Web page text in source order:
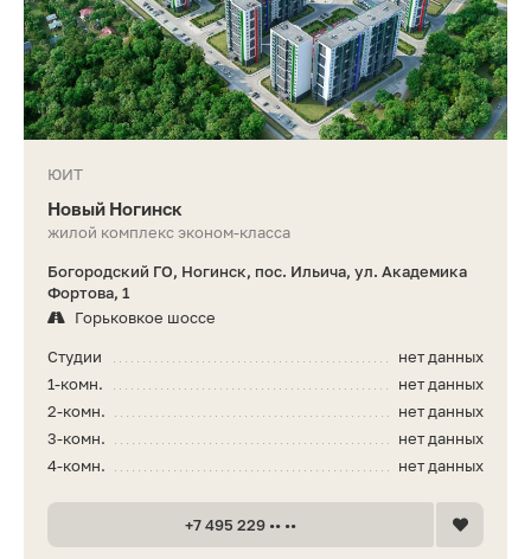
ЮИТ
Новый Ногинск
жилой комплекс эконом-класса
Богородский ГО, Ногинск, пос. Ильича, ул. Академика
Фортова, 1
Горьковкое шоссе
нет данных
Студии
нет данных
1-комн.
нет данных
2-комн.
нет данных
3-комн.
нет данных
4-комн.
+7 495 229 •• ••